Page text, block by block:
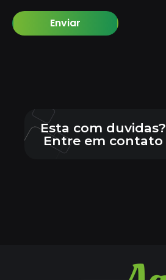
Enviar
Esta com duvidas?
Entre em contato